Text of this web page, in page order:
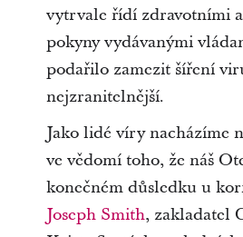
vytrvale řídí zdravotními
pokyny vydávanými
podařilo zamezit šíření
nejzranitelnější.
Jako lidé víry nacházíme
ve vědomí toho, že náš
konečném důsledku u
Joseph Smith, zakladatel